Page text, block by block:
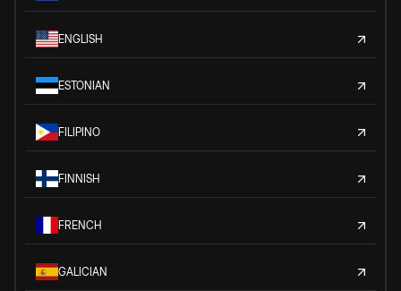
ENGLISH
ESTONIAN
FILIPINO
FINNISH
FRENCH
GALICIAN